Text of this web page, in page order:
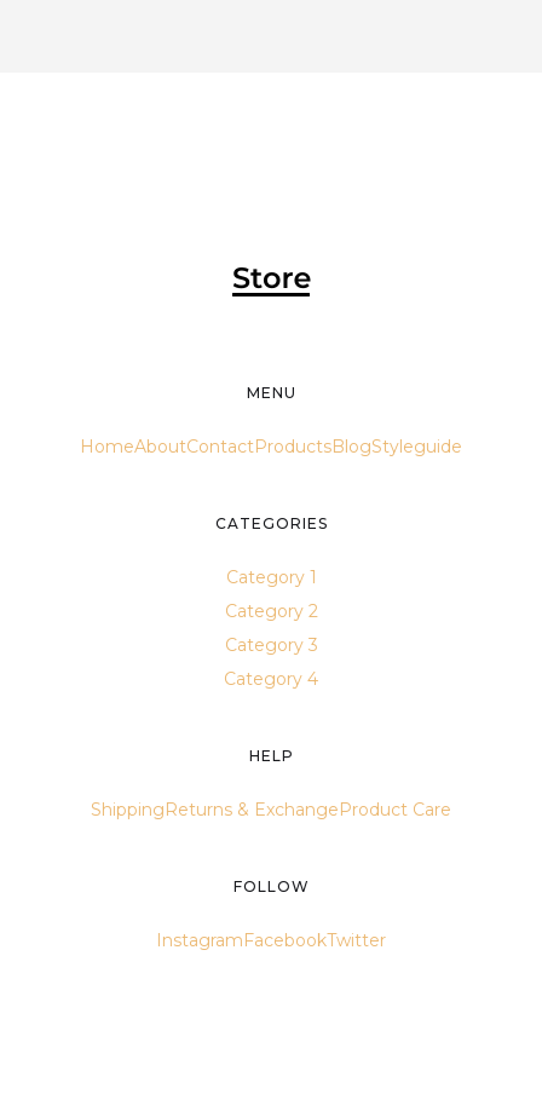
MENU
HomeAboutContactProductsBlogStyleguide
CATEGORIES
Category 1
Category 2
Category 3
Category 4
HELP
ShippingReturns & ExchangeProduct Care
FOLLOW
InstagramFacebookTwitter